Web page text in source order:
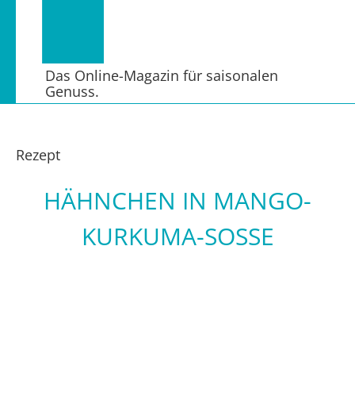
Das Online-Magazin für saisonalen
Genuss.
Rezept
HÄHNCHEN IN MANGO-
KURKUMA-SOSSE